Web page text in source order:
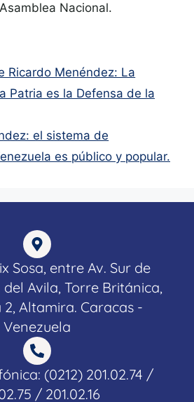
Nacional.
Ricardo Menéndez: La
Patria es la Defensa de la
el sistema de
es público y popular.
Sosa, entre Av. Sur de
Avila, Torre Británica,
2, Altamira. Caracas -
Venezuela
(0212) 201.02.74 /
/ 201.02.16